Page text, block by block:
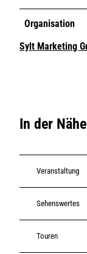
Organisation
Sylt Marketing
In der Nähe
Veranstaltung
Sehenswertes
Touren